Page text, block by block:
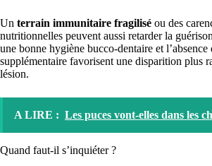
Un terrain immunitaire fragilisé ou des
nutritionnelles peuvent aussi retarder la
une bonne hygiène bucco-dentaire et l’absence
supplémentaire favorisent une disparition plus
lésion.
A LIRE : Les puces vont-elles dans les
Quand faut-il s’inquiéter ?